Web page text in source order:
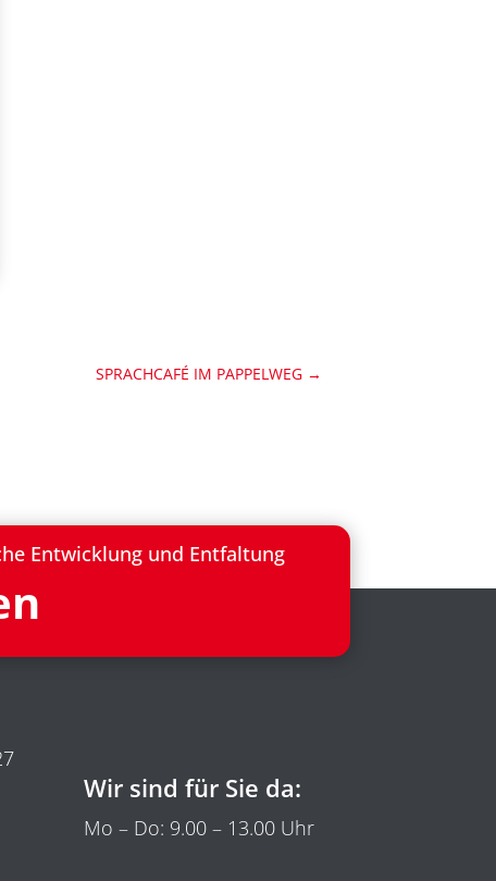
SPRACHCAFÉ IM PAPPELWEG →
Entwicklung und Entfaltung
Wir sind für Sie da:
Mo – Do: 9.00 – 13.00 Uhr